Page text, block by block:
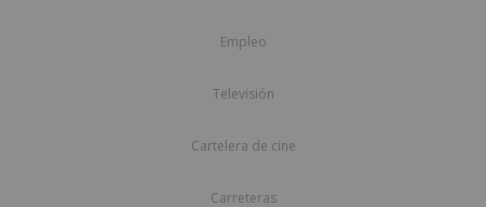
Empleo
Televisión
Cartelera de cine
Carreteras